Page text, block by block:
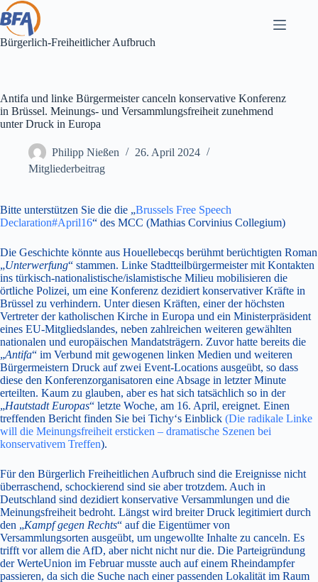
Zum
Inhalt
springen
Bürgerlich-Freiheitlicher Aufbruch
Antifa und linke Bürgermeister canceln konservative Konferenz
in Brüssel. Meinungs- und Versammlungsfreiheit zunehmend
unter Druck in Europa
Philipp Nießen
26. April 2024
Mitgliederbeitrag
Bitte unterstützen Sie die die „Brussels Free Speech
Declaration#April16“ des MCC (Mathias Corvinius Collegium)
Die Geschichte könnte aus Houellebecqs berühmt berüchtigten Roman
„Unterwerfung“ stammen. Linke Stadtteilbürgermeister mit Kontakten
ins türkisch-nationalistische/islamistische Milieu mobilisieren die
örtliche Polizei, um eine Konferenz dezidiert konservativer Kräfte in
Brüssel zu verhindern. Unter diesen Kräften, einer der höchsten
Vertreter der katholischen Kirche in Europa und ein Ministerpräsident
eines EU-Mitgliedslandes, neben zahlreichen weiteren gewählten
nationalen und europäischen Mandatsträgern. Zuvor hatte bereits die
„Antifa“ im Verbund mit gewogenen linken Medien und weiteren
Bürgermeistern Druck auf zwei Event-Locations ausgeübt, so dass
diese den Konferenzorganisatoren eine Absage in letzter Minute
erteilten. Kaum zu glauben, aber es hat sich tatsächlich so in der
„Hautstadt Europas“ letzte Woche, am 16. April, ereignet. Einen
treffenden Bericht finden Sie bei Tichy‘s Einblick (Die radikale Linke
will die Meinungsfreiheit ersticken – dramatische Szenen bei
konservativem Treffen).
Für den Bürgerlich Freiheitlichen Aufbruch sind die Ereignisse nicht
überraschend, schockierend sind sie aber trotzdem. Auch in
Deutschland sind dezidiert konservative Versammlungen und die
Meinungsfreiheit bedroht. Längst wird breiter Druck legitimiert durch
den „Kampf gegen Rechts“ auf die Eigentümer von
Versammlungsorten ausgeübt, um ungewollte Inhalte zu canceln. Es
trifft vor allem die AfD, aber nicht nicht nur die. Die Parteigründung
der WerteUnion im Februar musste auch auf einem Rheindampfer
passieren, da sich die Suche nach einer passenden Lokalität im Raum